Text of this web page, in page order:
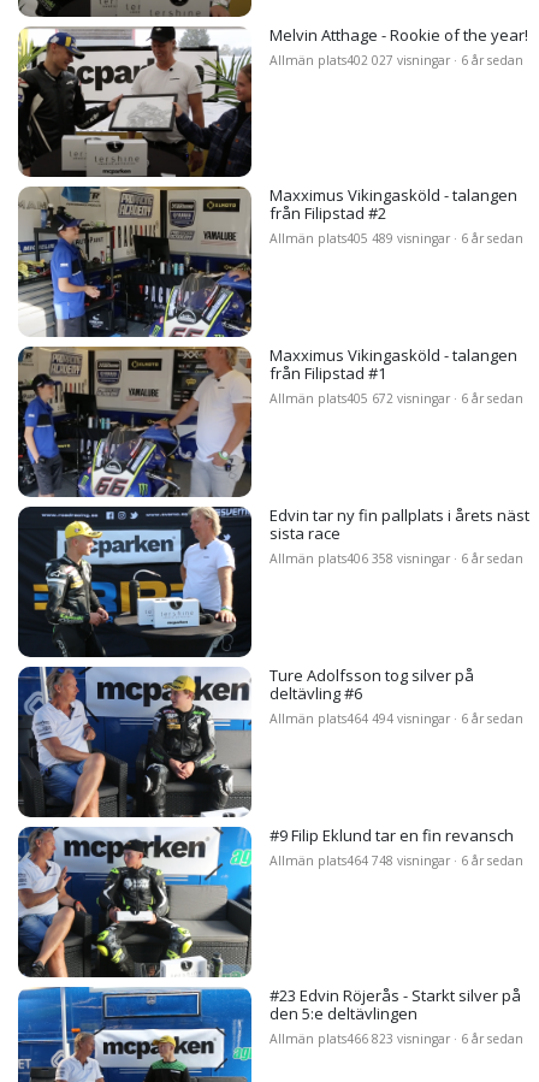
Melvin Atthage - Rookie of the year!
Allmän plats402 027 visningar · 6 år sedan
Maxximus Vikingasköld - talangen
från Filipstad #2
Allmän plats405 489 visningar · 6 år sedan
Maxximus Vikingasköld - talangen
från Filipstad #1
Allmän plats405 672 visningar · 6 år sedan
Edvin tar ny fin pallplats i årets näst
sista race
Allmän plats406 358 visningar · 6 år sedan
Ture Adolfsson tog silver på
deltävling #6
Allmän plats464 494 visningar · 6 år sedan
#9 Filip Eklund tar en fin revansch
Allmän plats464 748 visningar · 6 år sedan
#23 Edvin Röjerås - Starkt silver på
den 5:e deltävlingen
Allmän plats466 823 visningar · 6 år sedan